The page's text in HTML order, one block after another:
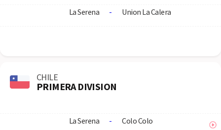
La Serena - Union La Calera
CHILE
PRIMERA DIVISION
La Serena - Colo Colo